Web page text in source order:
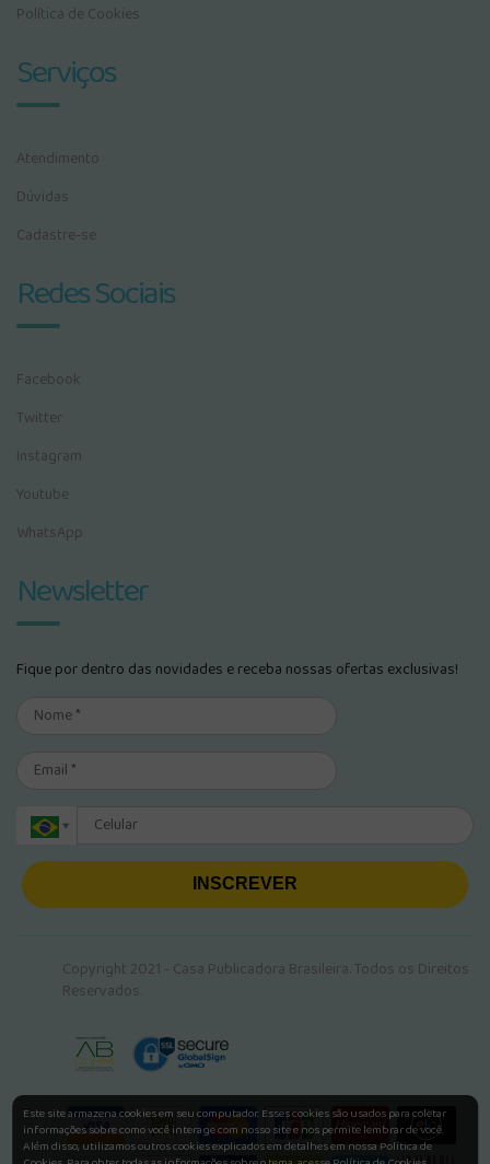
Política de Cookies
Serviços
Atendimento
Dúvidas
Cadastre-se
Redes Sociais
Facebook
Twitter
Instagram
Youtube
WhatsApp
Newsletter
Fique por dentro das novidades e receba nossas ofertas exclusivas!
INSCREVER
Copyright 2021 - Casa Publicadora Brasileira. Todos os Direitos
Reservados.
Este site armazena cookies em seu computador. Esses cookies são usados para coletar
informações sobre como você interage com nosso site e nos permite lembrar de você.
Além disso, utilizamos outros cookies explicados em detalhes em nossa Política de